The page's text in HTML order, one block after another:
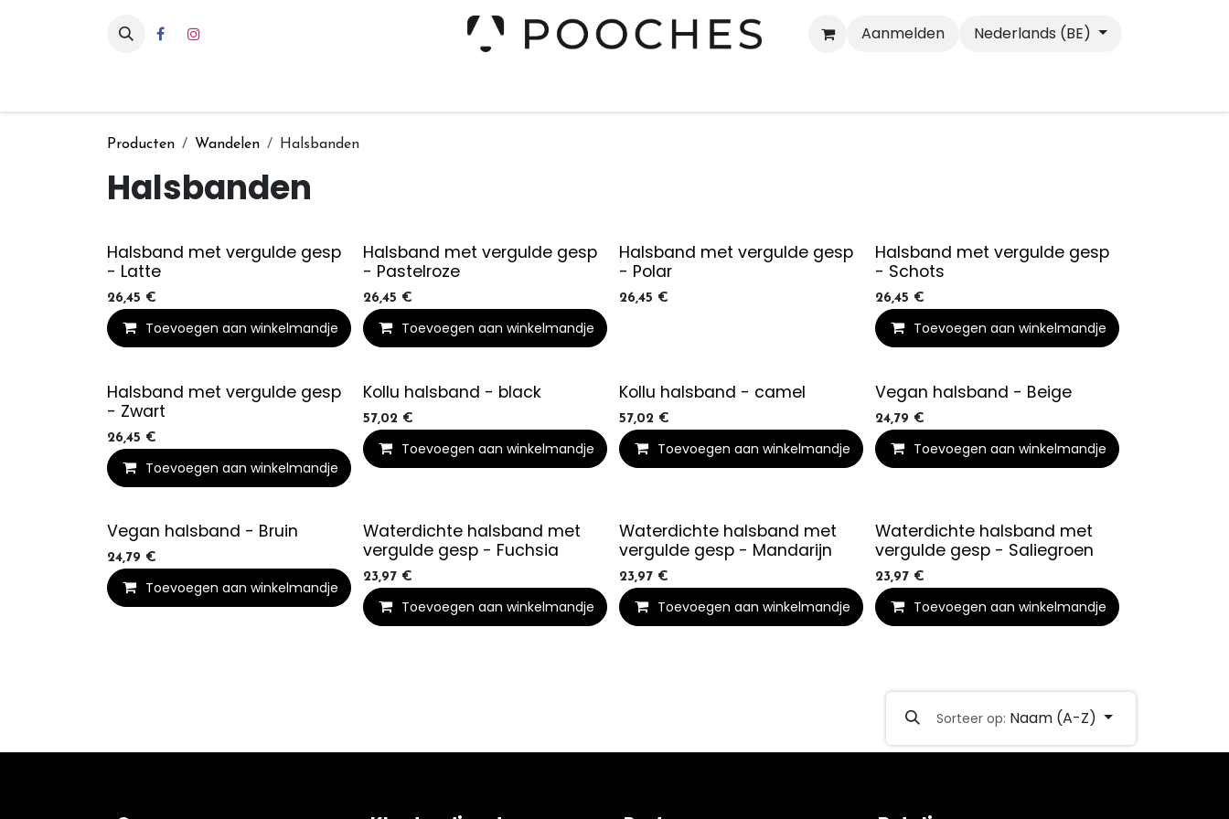
Aanmelden
Nederlands (BE)
Producten Wandelen Halsbanden
Halsbanden
Halsband met vergulde gesp
- Latte
26,45 €
Toevoegen aan winkelmandje
Halsband met vergulde gesp
- Pastelroze
26,45 €
Toevoegen aan winkelmandje
Halsband met vergulde gesp
- Polar
26,45 €
Halsband met vergulde gesp
- Schots
26,45 €
Toevoegen aan winkelmandje
Halsband met vergulde gesp
- Zwart
26,45 €
Toevoegen aan winkelmandje
Kollu halsband - black
57,02€
Toevoegen aan winkelmandje
Kollu halsband - camel
57,02€
Toevoegen aan winkelmandje
Vegan halsband - Beige
24,79 €
Toevoegen aan winkelmandje
Vegan halsband - Bruin
24,79 €
Toevoegen aan winkelmandje
Waterdichte halsband met
vergulde gesp - Fuchsia
23,97€
Toevoegen aan winkelmandje
Waterdichte halsband met
vergulde gesp - Mandarijn
23,97€
Toevoegen aan winkelmandje
Waterdichte halsband met
vergulde gesp - Saliegroen
23,97€
Toevoegen aan winkelmandje
Sorteer op: Naam (A-Z)